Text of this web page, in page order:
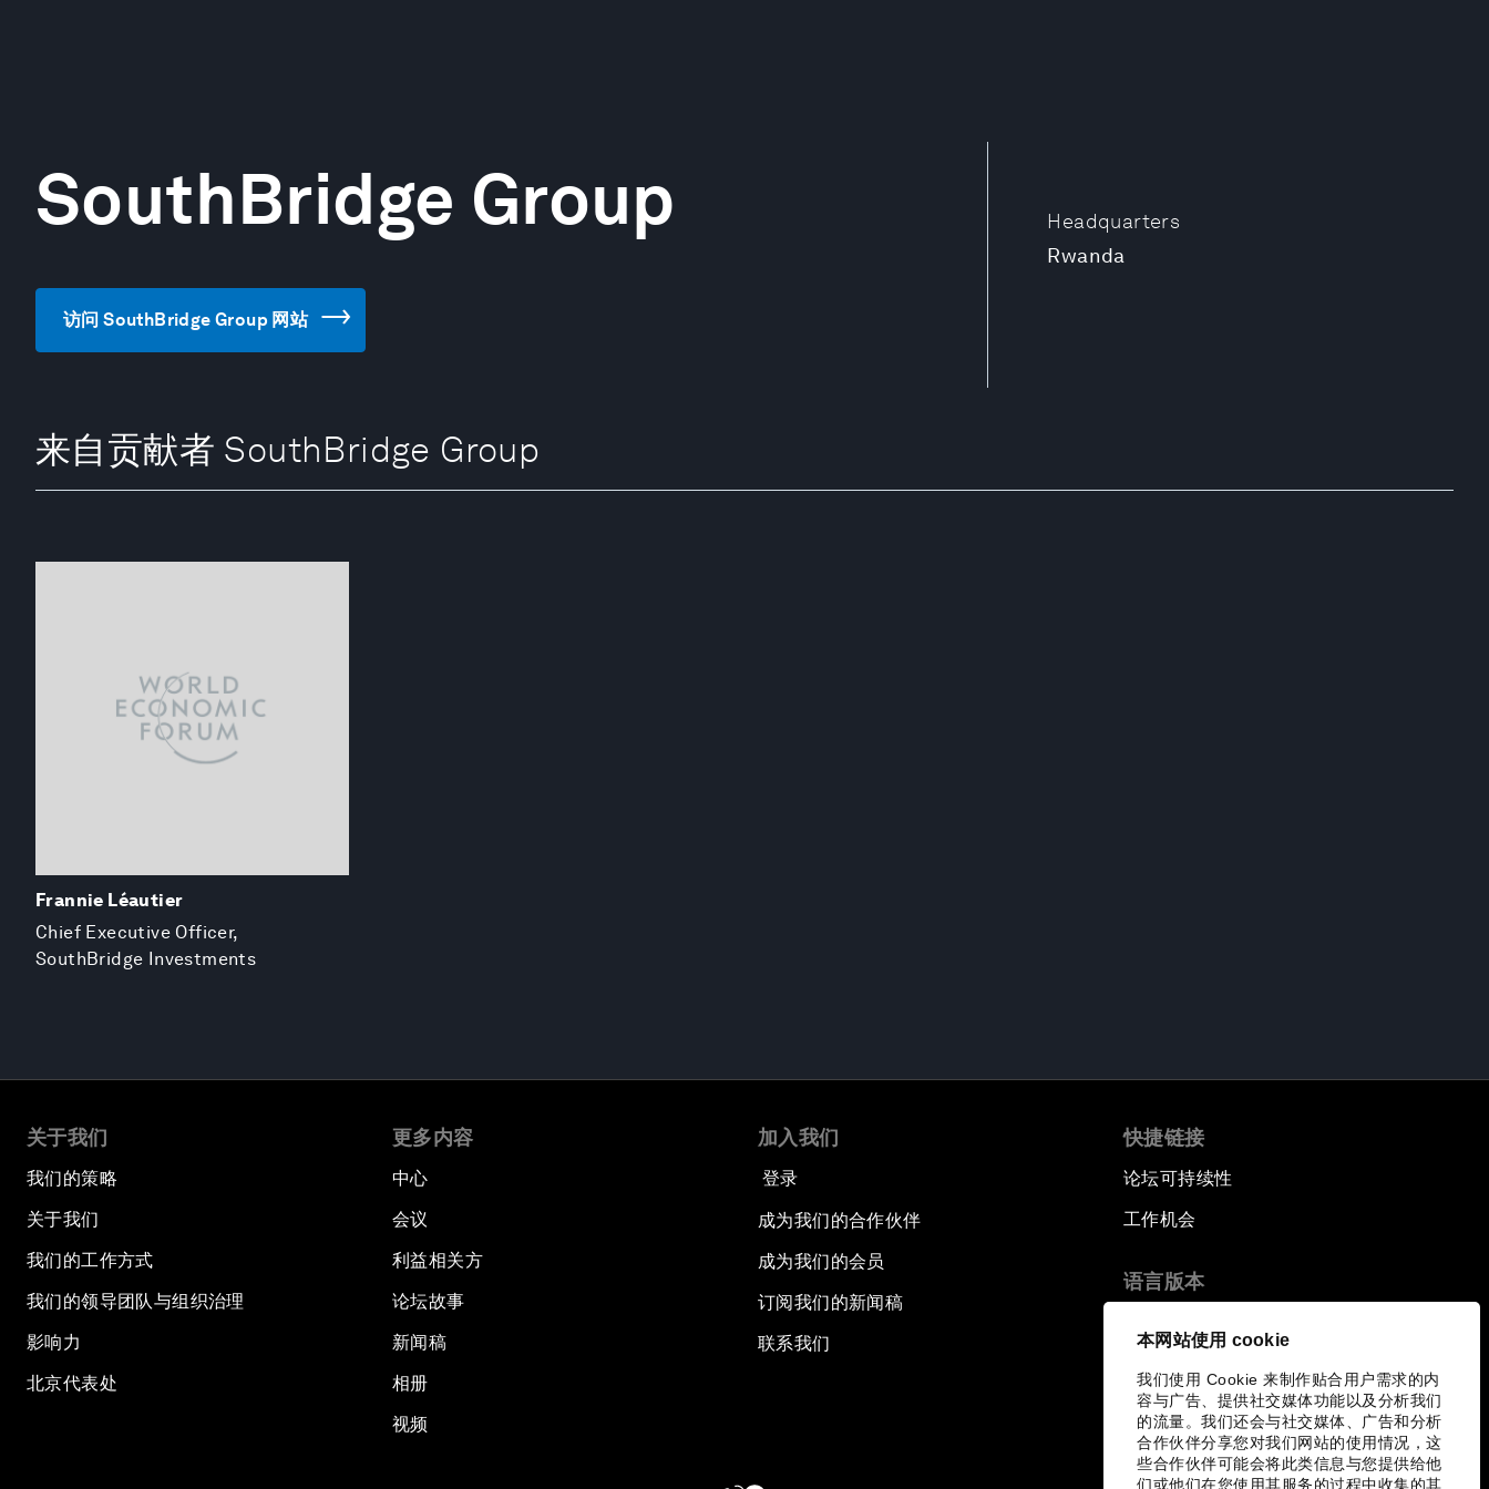
本网站使用 cookie
我们使用 Cookie 来制作贴合用户需求的内
容与广告、提供社交媒体功能以及分析我们
的流量。我们还会与社交媒体、广告和分析
合作伙伴分享您对我们网站的使用情况，这
些合作伙伴可能会将此类信息与您提供给他
们或他们在您使用其服务的过程中收集的其
Headquarters
Rwanda
SouthBridge Group
访问 SouthBridge Group 网站
来自贡献者 SouthBridge Group
Frannie Léautier
Chief Executive Officer,
SouthBridge Investments
关于我们
我们的策略
关于我们
我们的工作方式
我们的领导团队与组织治理
影响力
北京代表处
更多内容
中心
会议
利益相关方
论坛故事
新闻稿
相册
视频
加入我们
登录
成为我们的合作伙伴
成为我们的会员
订阅我们的新闻稿
联系我们
快捷链接
论坛可持续性
工作机会
语言版本